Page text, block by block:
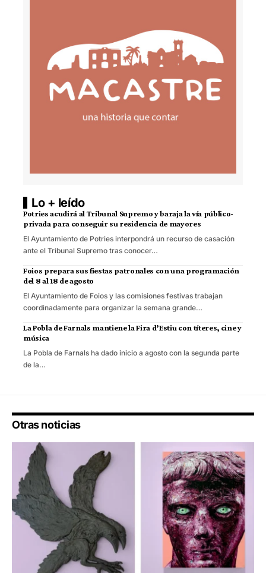
Lo + leído
Potries acudirá al Tribunal Supremo y baraja la vía público-
privada para conseguir su residencia de mayores
El Ayuntamiento de Potries interpondrá un recurso de casación
ante el Tribunal Supremo tras conocer…
Foios prepara sus fiestas patronales con una programación
del 8 al 18 de agosto
El Ayuntamiento de Foios y las comisiones festivas trabajan
coordinadamente para organizar la semana grande…
La Pobla de Farnals mantiene la Fira d’Estiu con títeres, cine y
música
La Pobla de Farnals ha dado inicio a agosto con la segunda parte
de la…
Otras noticias